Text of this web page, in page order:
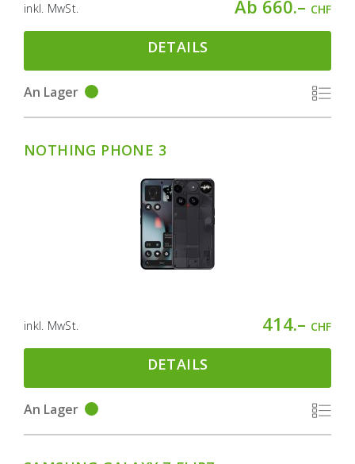
inkl. MwSt. Ab 660.– CHF
DETAILS
An Lager
NOTHING PHONE 3
inkl. MwSt. 414.– CHF
DETAILS
An Lager